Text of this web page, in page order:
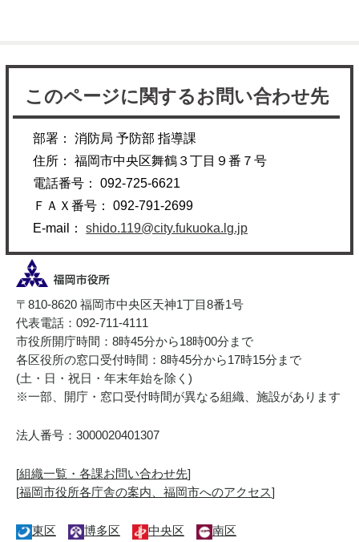
このページに関するお問い合わせ先
部署： 消防局 予防部 指導課
住所： 福岡市中央区舞鶴３丁目９番７号
電話番号： 092-725-6621
ＦＡＸ番号： 092-791-2699
E-mail：shido.119@city.fukuoka.lg.jp
〒810-8620 福岡市中央区天神1丁目8番1号
代表電話：092-711-4111
市役所開庁時間：8時45分から18時00分まで
各区役所の窓口受付時間：8時45分から17時15分まで
(土・日・祝日・年末年始を除く)
※一部、開庁・窓口受付時間が異なる組織、施設があります
法人番号：3000020401307
[組織一覧・各課お問い合わせ先]
[福岡市役所各庁舎の案内、福岡市へのアクセス]
東区 博多区 中央区
南区